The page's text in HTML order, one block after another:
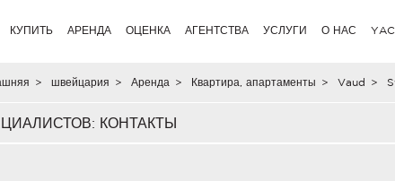
КУПИТЬ АРЕНДА ОЦЕНКА АГЕНТСТВА УСЛУГИ О НАС
> швейцария > Аренда > Квартира, апартаменты > Vaud >
КОНТАКТЫ